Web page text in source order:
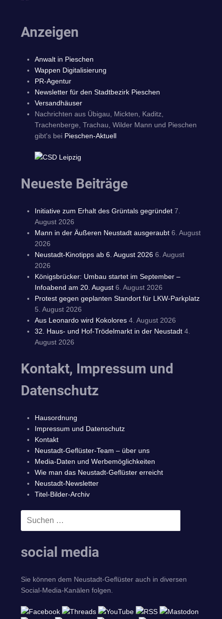
Anzeigen
Anwalt in Pieschen
Wappen Digitalisierung
PR-Agentur
Newsletter für den Stadtbezirk Pieschen
Versandhäuser
Nachrichten aus Übigau, Mickten, Kaditz,
Trachenberge, Trachau, Wilder Mann und Pieschen
gibt's bei Pieschen-Aktuell
Neueste Beiträge
Initiative zum Erhalt des Grüntals gegründet 7.
August 2026
Mann in der Äußeren Neustadt ausgeraubt 6. August
2026
Neustadt-Kinotipps ab 6. August 2026 6. August
2026
Königsbrücker: Umbau startet im September –
Infoabend am 20. August 6. August 2026
Protest gegen geplanten Standort für LKW-Parkplatz
5. August 2026
Aus Leonardo wird Kokolores 4. August 2026
32. Haus- und Hof-Trödelmarkt in der Neustadt 4.
August 2026
Kontakt, Impressum und
Datenschutz
Hausordnung
Impressum und Datenschutz
Kontakt
Neustadt-Geflüster-Team – über uns
Media-Daten und Werbemöglichkeiten
Wie man das Neustadt-Geflüster erreicht
Neustadt-Newsletter
Titel-Bilder-Archiv
Suchen
social media
Sie können dem Neustadt-Geflüster auch in diversen
Social-Media-Kanälen folgen.